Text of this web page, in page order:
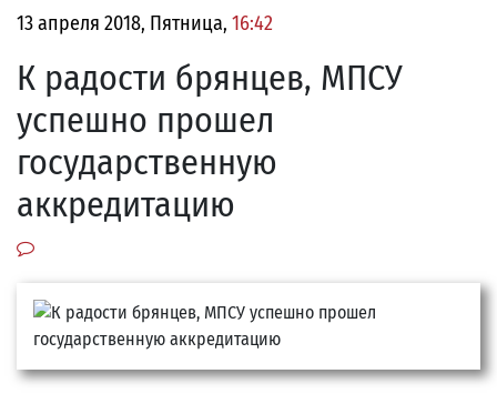
13 апреля 2018, Пятница, 16:42
К радости брянцев, МПСУ
успешно прошел
государственную
аккредитацию